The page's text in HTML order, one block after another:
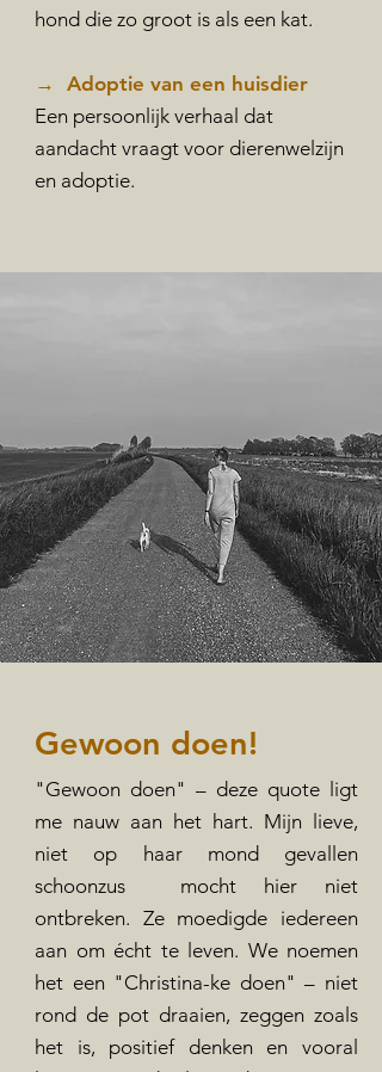
hond die zo groot is als een kat.
→ Adoptie van een huisdier
Een persoonlijk verhaal dat
aandacht vraagt voor dierenwelzijn
en adoptie.
Gewoon doen!
"Gewoon doen" – deze quote ligt
me nauw aan het hart. Mijn lieve,
niet op haar mond gevallen
schoonzus mocht hier niet
ontbreken. Ze moedigde iedereen
aan om écht te leven. We noemen
het een "Christina-ke doen" – niet
rond de pot draaien, zeggen zoals
het is, positief denken en vooral